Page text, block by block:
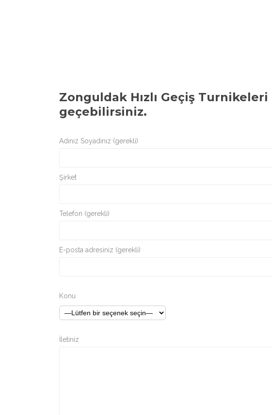
Zonguldak Hızlı Geçiş Turnikeleri
geçebilirsiniz.
Adınız Soyadınız (gerekli)
Şirket
Telefon (gerekli)
E-posta adresiniz (gerekli)
Konu
İletiniz